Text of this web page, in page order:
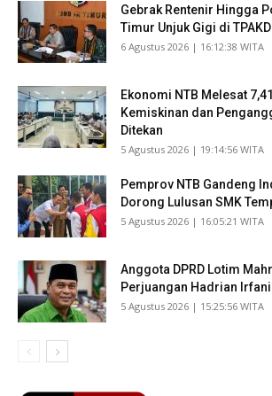
Gebrak Rentenir Hingga
Timur Unjuk Gigi di
​6 Agustus 2026 | 16:12:38 WITA
Ekonomi NTB Melesat
Kemiskinan dan
Ditekan
​5 Agustus 2026 | 19:14:56 WITA
Pemprov NTB Gandeng
Dorong Lulusan SMK
​5 Agustus 2026 | 16:05:21 WITA
Anggota DPRD Lotim
Perjuangan Hadrian Irfani
​5 Agustus 2026 | 15:25:56 WITA